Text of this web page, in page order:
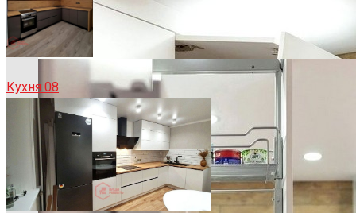
Кухня 08